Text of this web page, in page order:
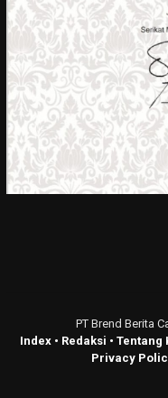
PT Brend Berita
Index • Redaksi • Tentang
Privacy